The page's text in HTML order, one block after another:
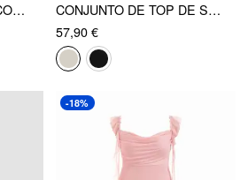
MONO PROFUNDO V CON LAZO EN LA ESPALDA
CONJUNTO DE TOP DE SATÉN CON CUELLO REDONDO Y NUDO Y PANTALONES ANCHOS DE SUBIDA MEDIA CON BOLSILLOS
57,90 €
-18%